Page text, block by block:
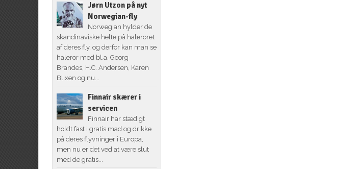
Jørn Utzon på nyt
Norwegian-fly
Norwegian hylder de
skandinaviske helte på haleroret
af deres fly, og derfor kan man se
haleror med bl.a. Georg
Brandes, H.C. Andersen, Karen
Blixen og nu...
Finnair skærer i
servicen
Finnair har stædigt
holdt fast i gratis mad og drikke
på deres flyvninger i Europa,
men nu er det ved at være slut
med de gratis...